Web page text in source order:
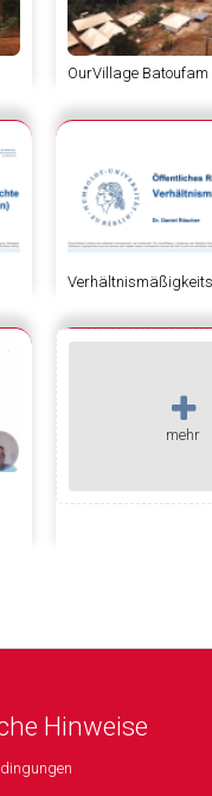
OurVillage Batoufam
mehr
Hinweise